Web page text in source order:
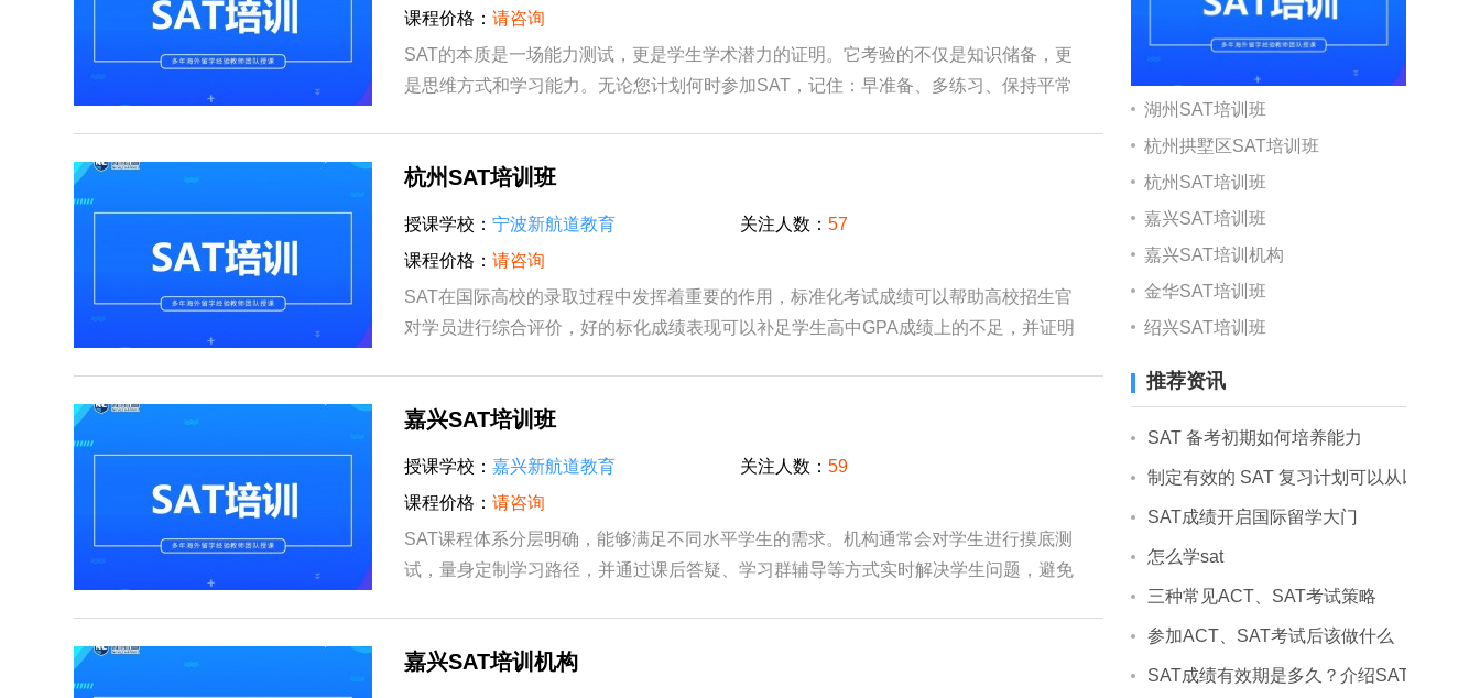
课程价格： 请咨询
SAT的本质是一场能力测试，更是学生学术潜力的证明。它考验的不仅是知识储备，更
是思维方式和学习能力。无论您计划何时参加SAT，记住：早准备、多练习、保持平常
杭州SAT培训班
授课学校： 宁波新航道教育 关注人数： 57
课程价格： 请咨询
SAT在国际高校的录取过程中发挥着重要的作用，标准化考试成绩可以帮助高校招生官
对学员进行综合评价，好的标化成绩表现可以补足学生高中GPA成绩上的不足，并证明
嘉兴SAT培训班
授课学校： 嘉兴新航道教育 关注人数： 59
课程价格： 请咨询
SAT课程体系分层明确，能够满足不同水平学生的需求。机构通常会对学生进行摸底测
试，量身定制学习路径，并通过课后答疑、学习群辅导等方式实时解决学生问题，避免
嘉兴SAT培训机构
湖州SAT培训班
杭州拱墅区SAT培训班
杭州SAT培训班
嘉兴SAT培训班
嘉兴SAT培训机构
金华SAT培训班
绍兴SAT培训班
推荐资讯
SAT 备考初期如何培养能力
制定有效的 SAT 复习计划可以从以下几个
SAT成绩开启国际留学大门
怎么学sat
三种常见ACT、SAT考试策略
参加ACT、SAT考试后该做什么
SAT成绩有效期是多久？介绍SAT考试成